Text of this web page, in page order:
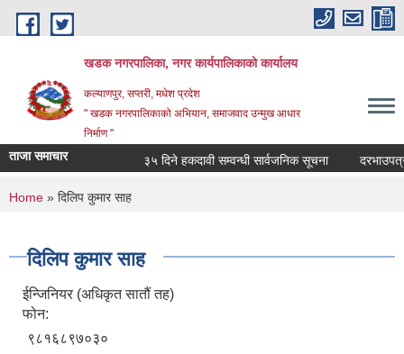
Skip to main content
खडक नगरपालिका, नगर कार्यपालिकाकाे कार्यालय
कल्याणपुर, सप्तरी, मधेश प्रदेश
" खडक नगरपालिकाको अभियान, समाजवाद उन्मुख आधार
निर्माण "
ताजा समाचार ३५ दिने हकदावी सम्वन्धी सार्वजनिक सूचना दरभाउपत्र
You are here
Home » दिलिप कुमार साह
दिलिप कुमार साह
ईन्जिनियर (अधिकृत सातौं तह)
फोन:
९८१६८९७०३०